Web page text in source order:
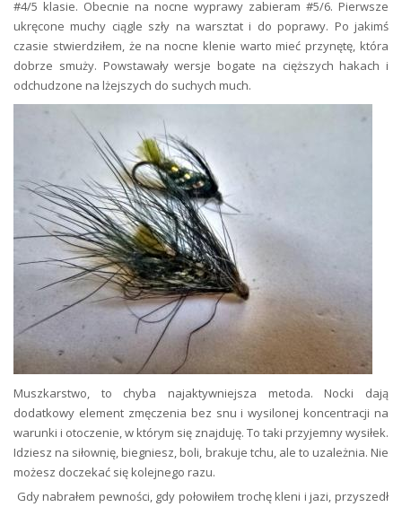
#4/5 klasie. Obecnie na nocne wyprawy zabieram #5/6. Pierwsze
ukręcone muchy ciągle szły na warsztat i do poprawy. Po jakimś
czasie stwierdziłem, że na nocne klenie warto mieć przynętę, która
dobrze smuży. Powstawały wersje bogate na cięższych hakach i
odchudzone na lżejszych do suchych much.
Muszkarstwo, to chyba najaktywniejsza metoda. Nocki dają
dodatkowy element zmęczenia bez snu i wysilonej koncentracji na
warunki i otoczenie, w którym się znajduję. To taki przyjemny wysiłek.
Idziesz na siłownię, biegniesz, boli, brakuje tchu, ale to uzależnia. Nie
możesz doczekać się kolejnego razu.
Gdy nabrałem pewności, gdy połowiłem trochę kleni i jazi, przyszedł